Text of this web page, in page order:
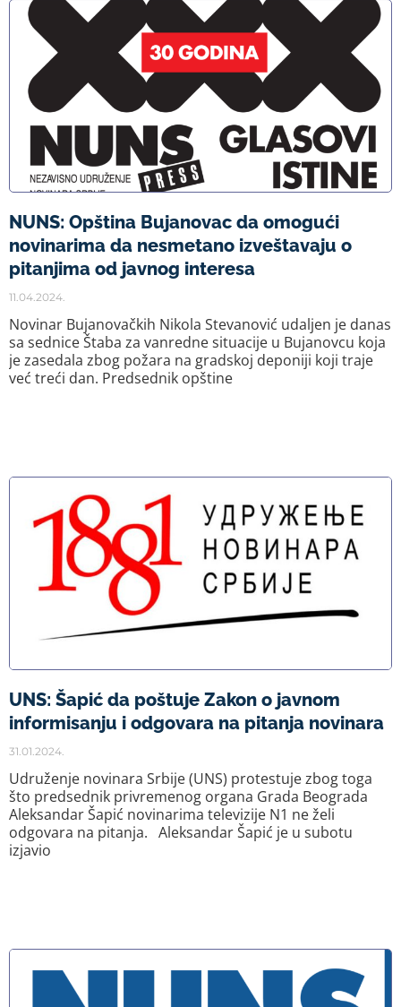
NUNS: Opština Bujanovac da omogući
novinarima da nesmetano izveštavaju o
pitanjima od javnog interesa
11.04.2024.
Novinar Bujanovačkih Nikola Stevanović udaljen je danas
sa sednice Štaba za vanredne situacije u Bujanovcu koja
je zasedala zbog požara na gradskoj deponiji koji traje
već treći dan. Predsednik opštine
UNS: Šapić da poštuje Zakon o javnom
informisanju i odgovara na pitanja novinara
31.01.2024.
Udruženje novinara Srbije (UNS) protestuje zbog toga
što predsednik privremenog organa Grada Beograda
Aleksandar Šapić novinarima televizije N1 ne želi
odgovara na pitanja. Aleksandar Šapić je u subotu
izjavio